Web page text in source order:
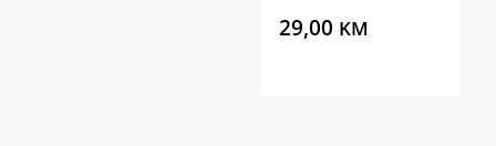
29,00 KM